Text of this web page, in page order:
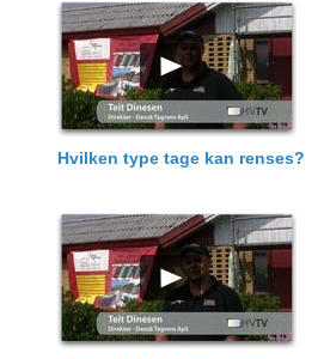
Hvilken type tage kan renses?